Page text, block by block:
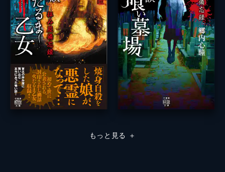
もっと見る ＋